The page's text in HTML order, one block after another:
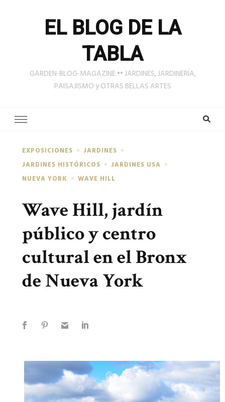
EL BLOG DE LA
TABLA
GARDEN-BLOG-MAGAZINE •• JARDINES, JARDINERÍA,
PAISAJISMO y OTRAS BELLAS ARTES
EXPOSICIONES
JARDINES
JARDINES HISTÓRICOS
JARDINES USA
NUEVA YORK
WAVE HILL
Wave Hill, jardín
público y centro
cultural en el Bronx
de Nueva York